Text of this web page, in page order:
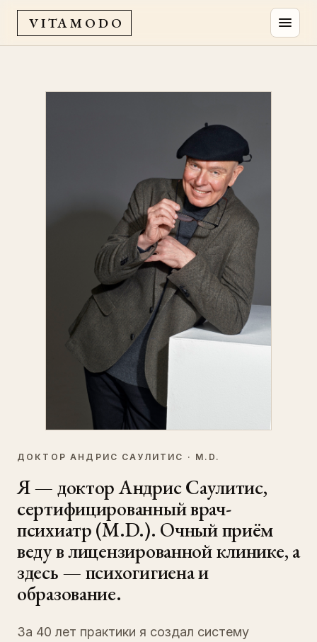
VITAMODO
ДОКТОР АНДРИС САУЛИТИС · M.D.
Я — доктор Андрис Саулитис,
сертифицированный врач-
психиатр (M.D.). Очный приём
веду в лицензированной клинике, а
здесь — психогигиена и
образование.
За 40 лет практики я создал систему